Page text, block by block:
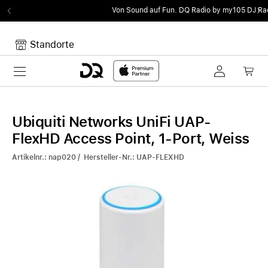
Von Sound auf Fun.DQ Radio by my105 DJ Radio.
Standorte
Toggle navigation
Ubiquiti Networks UniFi UAP-
FlexHD Access Point, 1-Port, Weiss
Artikelnr.: nap020 / Hersteller-Nr.: UAP-FLEXHD